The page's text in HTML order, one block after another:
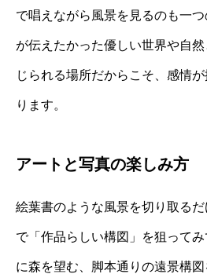
で唱えながら風景を見るのも一
が伝えたかった優しい世界や自
じられる場所だからこそ、感情
ります。
アートと写真の楽しみ方
絵葉書のような風景を切り取る
で「作品らしい構図」を狙って
に森を望む、脚本通りの遠景構